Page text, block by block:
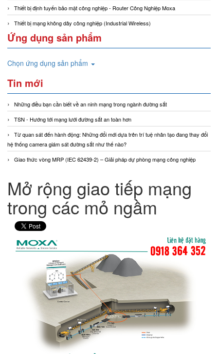
Thiết bị định tuyến bảo mật công nghiệp - Router Công Nghiệp Moxa
Thiết bị mạng không dây công nghiệp (Industrial Wireless)
Ứng dụng sản phẩm
Chọn ứng dụng sản phẩm
Tin mới
Những điều bạn cần biết về an ninh mạng trong ngành đường sắt
TSN - Hướng tới mạng lưới đường sắt an toàn hơn
Từ quan sát đến hành động: Những đổi mới dựa trên trí tuệ nhân tạo đang thay đổi
hệ thống camera giám sát đường sắt như thế nào?
Giao thức vòng MRP (IEC 62439-2) – Giải pháp dự phòng mạng công nghiệp
Mở rộng giao tiếp mạng
trong các mỏ ngầm